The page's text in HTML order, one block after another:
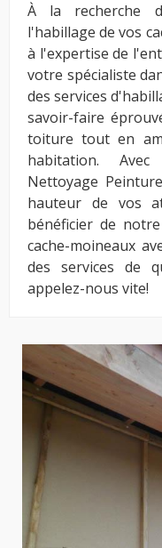
À la recherche
l'habillage de vos
à l'expertise de
votre spécialiste
des services
savoir-faire
toiture tout en
habitation.
Nettoyage
hauteur de vos
bénéficier de
cache-moineaux
des services de
appelez-nous vite!